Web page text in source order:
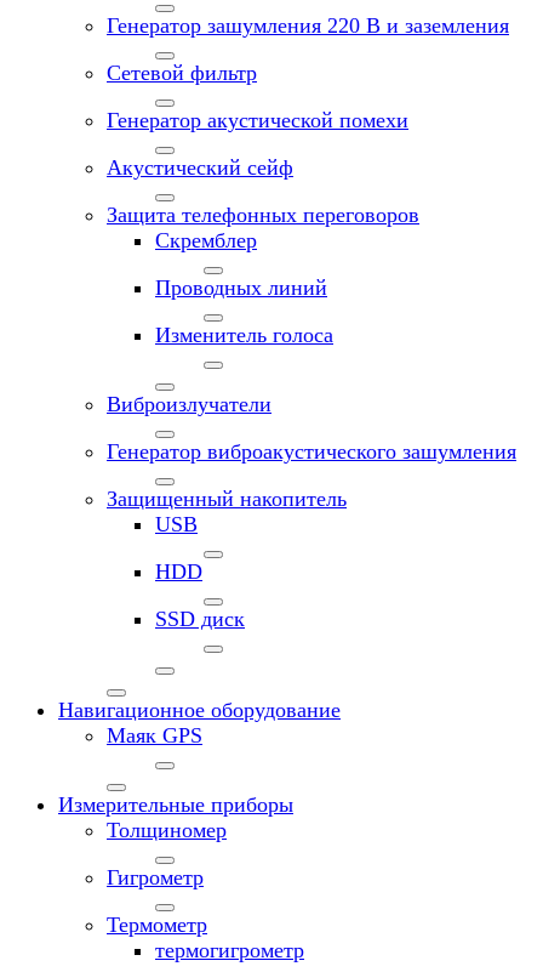
Генератор зашумления 220 В и заземления
Сетевой фильтр
Генератор акустической помехи
Акустический сейф
Защита телефонных переговоров
Скремблер
Проводных линий
Изменитель голоса
Виброизлучатели
Генератор виброакустического зашумления
Защищенный накопитель
USB
HDD
SSD диск
Навигационное оборудование
Маяк GPS
Измерительные приборы
Толщиномер
Гигрометр
Термометр
термогигрометр